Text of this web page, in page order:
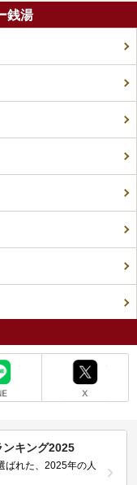
銭湯
ンキング2025
ばれた、2025年の人